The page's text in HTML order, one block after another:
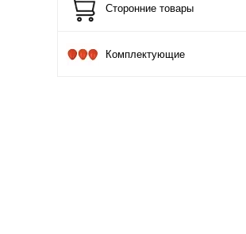
Сторонние товары
Комплектующие